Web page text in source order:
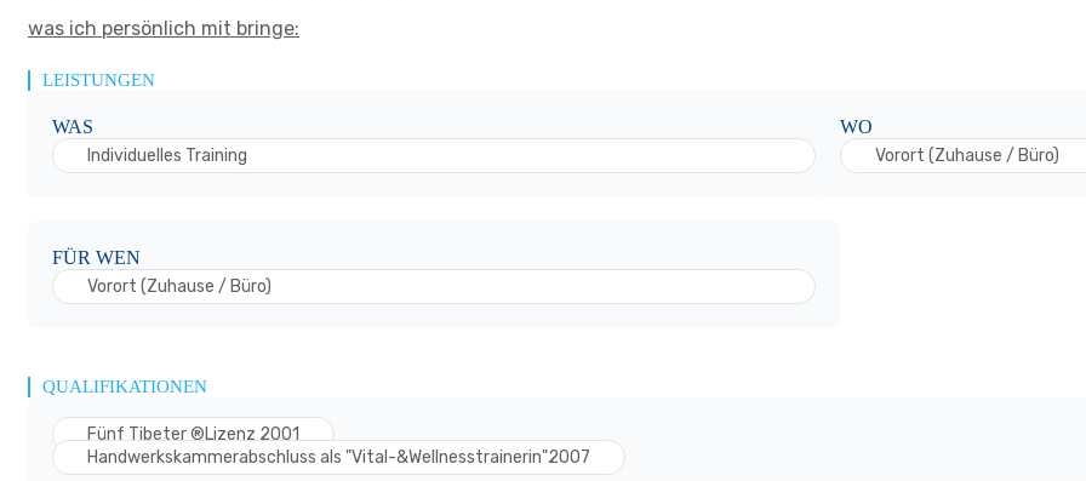
was ich persönlich mit bringe:
LEISTUNGEN
WAS
Individuelles Training
WO
Vorort (Zuhause / Büro)
FÜR WEN
Vorort (Zuhause / Büro)
QUALIFIKATIONEN
Fünf Tibeter ®Lizenz 2001
Handwerkskammerabschluss als "Vital-&Wellnesstrainerin"2007